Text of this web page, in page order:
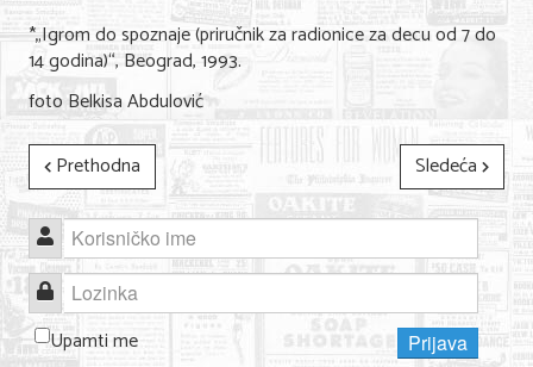
*„Igrom do spoznaje (priručnik za radionice za decu od 7 do
14 godina)“, Beograd, 1993.
foto Belkisa Abdulović
Prethodna
Sledeća
Korisničko ime
Lozinka
Upamti me
Prijava